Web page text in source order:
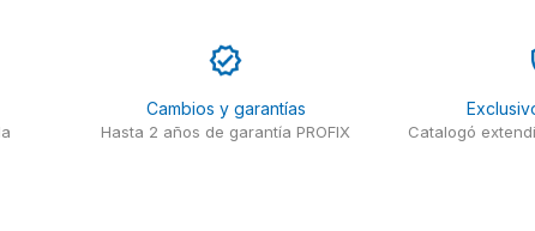
Cambios y garantías
Hasta 2 años de garantía PROFIX Catalogó